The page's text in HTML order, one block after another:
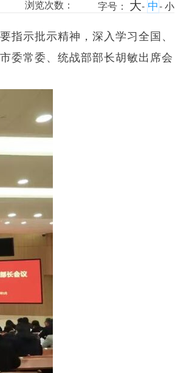
字号： 大- 中-小
浏览次数：
示批示精神，深入学习全国、
委常委、统战部部长胡敏出席会